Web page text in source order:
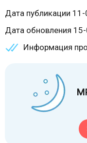
Дата публикации
Дата обновления
Информация